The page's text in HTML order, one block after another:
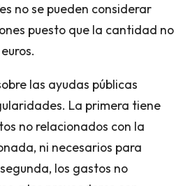
no se pueden considerar
puesto que la cantidad no
las ayudas públicas
La primera tiene
no relacionados con la
ni necesarios para
los gastos no